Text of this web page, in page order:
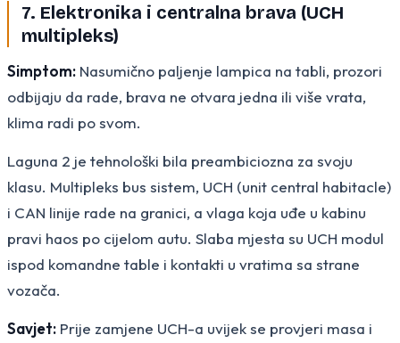
7. Elektronika i centralna brava (UCH
multipleks)
Simptom: Nasumično paljenje lampica na tabli, prozori
odbijaju da rade, brava ne otvara jedna ili više vrata,
klima radi po svom.
Laguna 2 je tehnološki bila preambiciozna za svoju
klasu. Multipleks bus sistem, UCH (unit central habitacle)
i CAN linije rade na granici, a vlaga koja uđe u kabinu
pravi haos po cijelom autu. Slaba mjesta su UCH modul
ispod komandne table i kontakti u vratima sa strane
vozača.
Savjet: Prije zamjene UCH-a uvijek se provjeri masa i